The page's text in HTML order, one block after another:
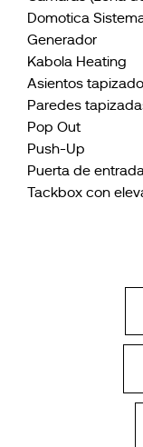
Domotica
Generador
Kabola Heating
Asientos
Paredes
Pop Out
Push-Up
Puerta de
Tackbox con